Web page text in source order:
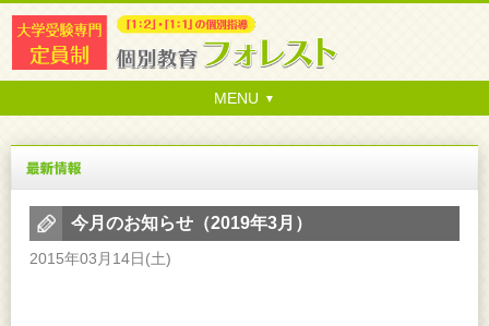
MENU
今月のお知らせ（2019年3月）
2015年03月14日(土)